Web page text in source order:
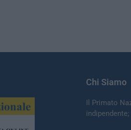
Chi Siamo
Il Primato
indipendente;